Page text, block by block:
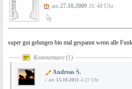
am 27.10.2009 16:48 Uhr
super gut gelungen bin mal gespannt wenn alle
Kommentare (1)
Andreas S.
» am 13.10.2011 4:21 Uhr